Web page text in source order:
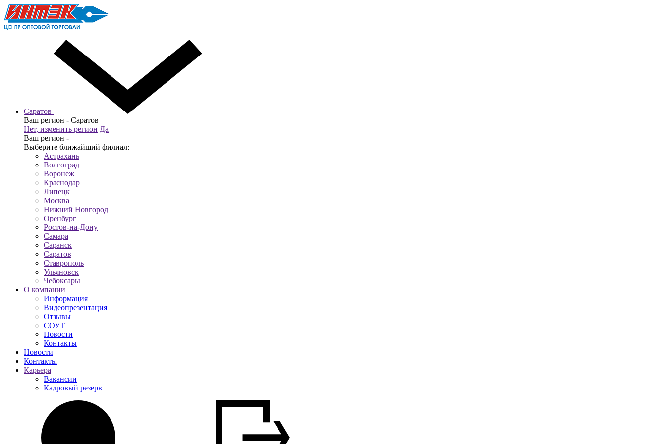
Саратов
Ваш регион - Саратов
Нет, изменить регион Да
Ваш регион -
Выберите ближайший филиал:
Астрахань
Волгоград
Воронеж
Краснодар
Липецк
Москва
Нижний Новгород
Оренбург
Ростов-на-Дону
Самара
Саранск
Саратов
Ставрополь
Ульяновск
Чебоксары
О компании
Информация
Видеопрезентация
Отзывы
СОУТ
Новости
Контакты
Новости
Контакты
Карьера
Вакансии
Кадровый резерв